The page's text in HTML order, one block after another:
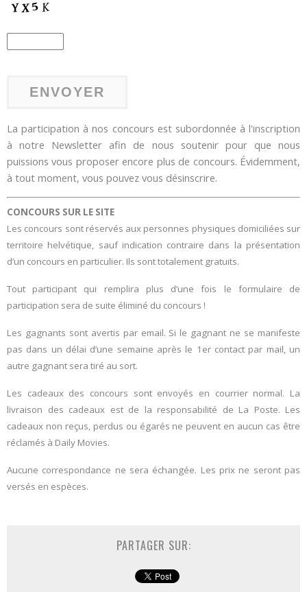
La participation à nos concours est subordonnée à l'inscription
à notre Newsletter afin de nous soutenir pour que nous
puissions vous proposer encore plus de concours. Évidemment,
à tout moment, vous pouvez vous désinscrire.
CONCOURS SUR LE SITE
Les concours sont réservés aux personnes physiques domiciliées sur
territoire helvétique, sauf indication contraire dans la présentation
d’un concours en particulier. Ils sont totalement gratuits.
Tout participant qui remplira plus d’une fois le formulaire de
participation sera de suite éliminé du concours !
Les gagnants sont avertis par email. Si le gagnant ne se manifeste
pas dans un délai d’une semaine après le 1er contact par mail, un
autre gagnant sera tiré au sort.
Les cadeaux des concours sont envoyés en courrier normal. La
livraison des cadeaux est de la responsabilité de La Poste. Les
cadeaux non reçus, perdus ou égarés ne peuvent en aucun cas être
réclamés à Daily Movies.
Aucune correspondance ne sera échangée. Les prix ne seront pas
versés en espèces.
PARTAGER SUR: